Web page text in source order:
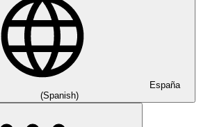
España
(Spanish)